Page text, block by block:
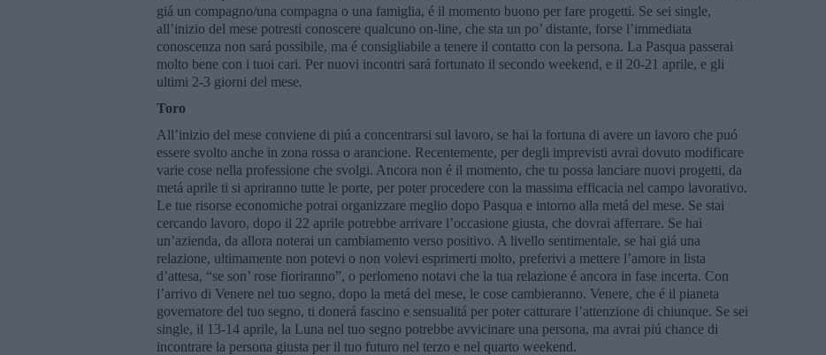
giá un compagno/una compagna o una famiglia, é il momento buono per fare progetti. Se sei single,
all’inizio del mese potresti conoscere qualcuno on-line, che sta un po’ distante, forse l’immediata
conoscenza non sará possibile, ma é consigliabile a tenere il contatto con la persona. La Pasqua passerai
molto bene con i tuoi cari. Per nuovi incontri sará fortunato il secondo weekend, e il 20-21 aprile, e gli
ultimi 2-3 giorni del mese.
Toro
All’inizio del mese conviene di piú a concentrarsi sul lavoro, se hai la fortuna di avere un lavoro che puó
essere svolto anche in zona rossa o arancione. Recentemente, per degli imprevisti avrai dovuto modificare
varie cose nella professione che svolgi. Ancora non é il momento, che tu possa lanciare nuovi progetti, da
metá aprile ti si apriranno tutte le porte, per poter procedere con la massima efficacia nel campo lavorativo.
Le tue risorse economiche potrai organizzare meglio dopo Pasqua e intorno alla metá del mese. Se stai
cercando lavoro, dopo il 22 aprile potrebbe arrivare l’occasione giusta, che dovrai afferrare. Se hai
un’azienda, da allora noterai un cambiamento verso positivo. A livello sentimentale, se hai giá una
relazione, ultimamente non potevi o non volevi esprimerti molto, preferivi a mettere l’amore in lista
d’attesa, “se son’ rose fioriranno”, o perlomeno notavi che la tua relazione é ancora in fase incerta. Con
l’arrivo di Venere nel tuo segno, dopo la metá del mese, le cose cambieranno. Venere, che é il pianeta
governatore del tuo segno, ti donerá fascino e sensualitá per poter catturare l’attenzione di chiunque. Se sei
single, il 13-14 aprile, la Luna nel tuo segno potrebbe avvicinare una persona, ma avrai piú chance di
incontrare la persona giusta per il tuo futuro nel terzo e nel quarto weekend.